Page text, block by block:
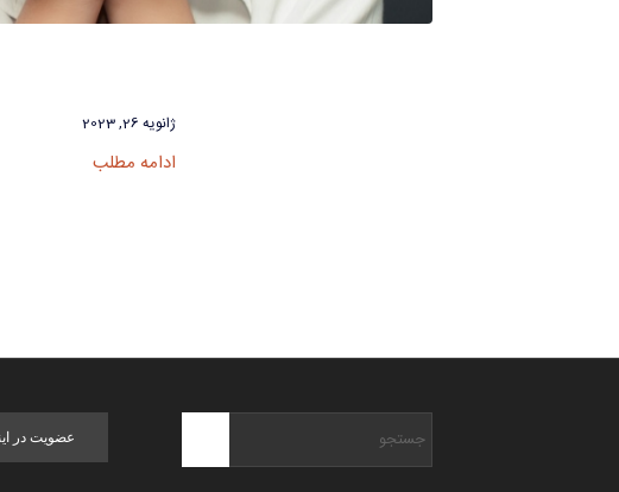
ژانویه 26, 2023
ادامه مطلب
عضویت در